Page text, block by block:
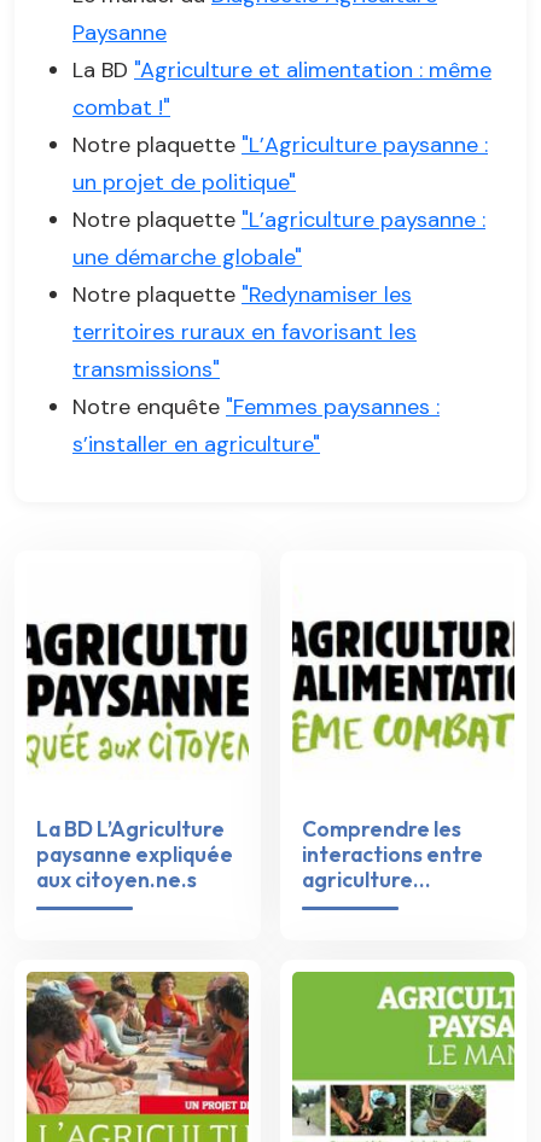
Paysanne
La BD "Agriculture et alimentation : même
combat !"
Notre plaquette "L’Agriculture paysanne :
un projet de politique"
Notre plaquette "L’agriculture paysanne :
une démarche globale"
Notre plaquette "Redynamiser les
territoires ruraux en favorisant les
transmissions"
Notre enquête "Femmes paysannes :
s’installer en agriculture"
La BD L’Agriculture
paysanne expliquée
aux citoyen.ne.s
Comprendre les
interactions entre
agriculture...